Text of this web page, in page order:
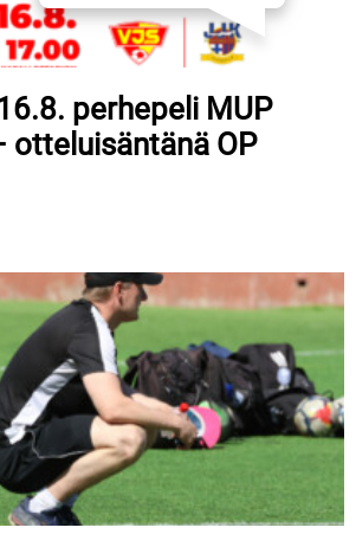
perhepeli MUP
otteluisäntänä OP